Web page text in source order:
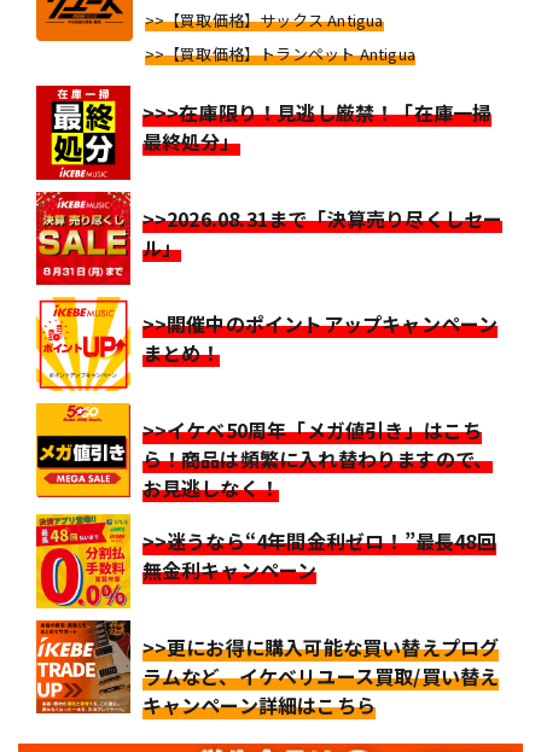
>>【買取価格】サックス Antigua
>>【買取価格】トランペット Antigua
>>>在庫限り！見逃し厳禁！「在庫一掃
最終処分」
>>2026.08.31まで「決算売り尽くしセー
ル」
>>開催中のポイントアップキャンペーン
まとめ！
>>イケベ50周年「メガ値引き」はこち
ら！商品は頻繁に入れ替わりますので、
お見逃しなく！
>>迷うなら“4年間金利ゼロ！”最長48回
無金利キャンペーン
>>更にお得に購入可能な買い替えプログ
ラムなど、イケベリユース買取/買い替え
キャンペーン詳細はこちら